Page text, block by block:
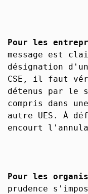
Pour les
message est
désignation
CSE, il faut
détenus par le
compris dans
autre UES. À
encourt
Pour les
prudence